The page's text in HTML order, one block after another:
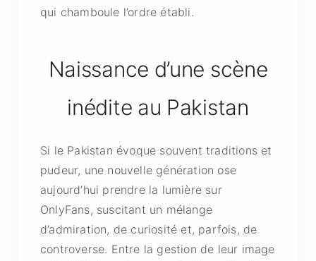
qui chamboule l’ordre établi.
Naissance d’une scène
inédite au Pakistan
Si le Pakistan évoque souvent traditions et
pudeur, une nouvelle génération ose
aujourd’hui prendre la lumière sur
OnlyFans, suscitant un mélange
d’admiration, de curiosité et, parfois, de
controverse. Entre la gestion de leur image